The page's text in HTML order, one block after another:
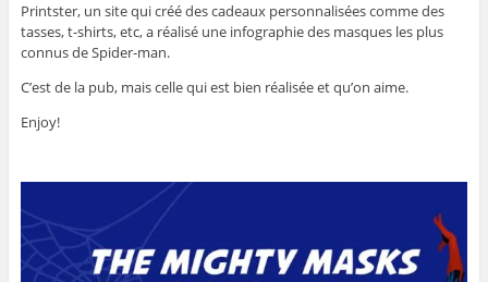
Printster, un site qui créé des cadeaux personnalisées comme des
tasses, t-shirts, etc, a réalisé une infographie des masques les plus
connus de Spider-man.
C’est de la pub, mais celle qui est bien réalisée et qu’on aime.
Enjoy!